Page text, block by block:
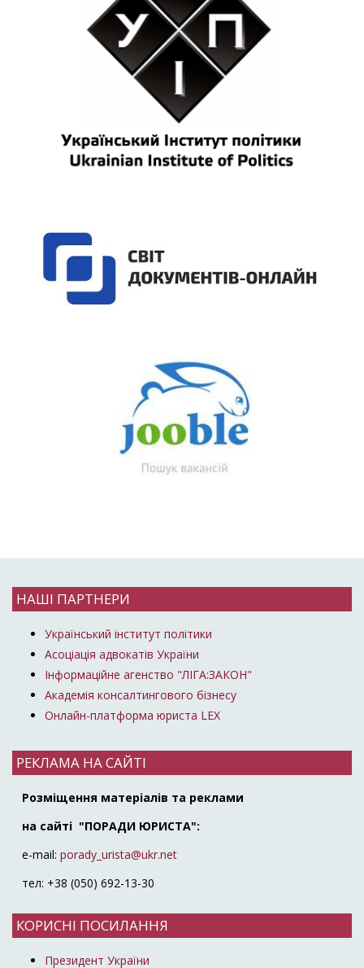
НАШІ ПАРТНЕРИ
Український інститут політики
Асоціація адвокатів України
Інформаційне агенство "ЛІГА:ЗАКОН"
Академія консалтингового бізнесу
Онлайн-платформа юриста LEX
РЕКЛАМА НА САЙТІ
Розміщення матеріалів та реклами
на сайті "ПОРАДИ ЮРИСТА":
e-mail: porady_urista@ukr.net
тел: +38 (050) 692-13-30
КОРИСНІ ПОСИЛАННЯ
Президент України